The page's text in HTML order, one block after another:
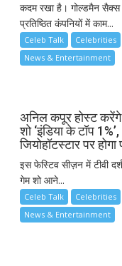
कदम रखा है। गोल्डमैन सैक्स
प्रतिष्ठित कंपनियों में काम...
Celeb Talk Celebrities
News & Entertainment
अनिल कपूर होस्ट
शो ‘इंडिया के टॉप
जियोहॉटस्टार पर होगा
इस फेस्टिव सीज़न में टीवी
गेम शो आने...
Celeb Talk Celebrities
News & Entertainment